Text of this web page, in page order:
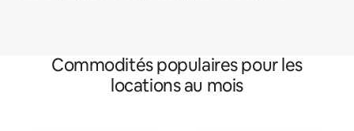
Commodités populaires pour les
locations au mois